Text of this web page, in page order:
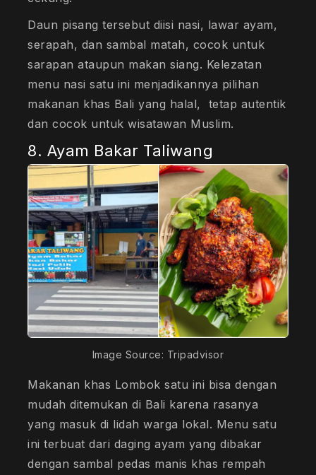
Daun pisang tersebut diisi nasi, lawar ayam,
serapah, dan sambal matah, cocok untuk
sarapan ataupun makan siang. Kelezatan
menu nasi satu ini menjadikannya pilihan
makanan khas Bali yang halal, tetap autentik
dan cocok untuk wisatawan Muslim.
8. Ayam Bakar Taliwang
Image Source: Tripadvisor
Makanan khas Lombok satu ini bisa dengan
mudah ditemukan di Bali karena rasanya
yang masuk di lidah warga lokal. Menu satu
ini terbuat dari daging ayam yang dibakar
dengan sambal pedas manis khas rempah